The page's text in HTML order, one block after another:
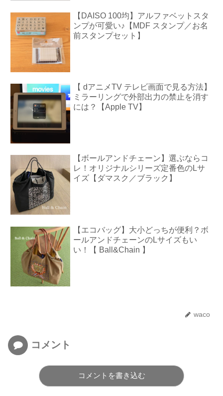
【DAISO 100均】アルファベットスタ
ンプが可愛い♪【MDF スタンプ／お名
前スタンプセット】
【 dアニメTV テレビ画面で見る方法】
ミラーリングで外部出力の禁止を消す
には？【Apple TV】
【ボールアンドチェーン】選ぶならコ
レ！オリジナルシリーズ定番色のLサ
イズ【ダマスク／ブラック】
【エコバッグ】大小どっちが便利？ボ
ールアンドチェーンのLサイズもい
い！【 Ball&Chain 】
waco
コメント
コメントを書き込む